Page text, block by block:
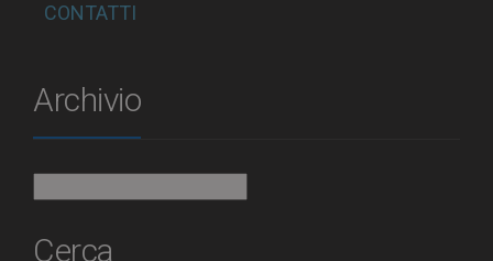
CONTATTI
Archivio
Cerca